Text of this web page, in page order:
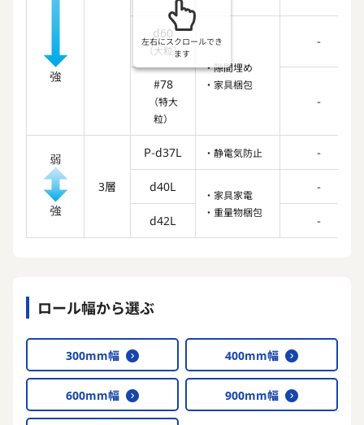
d60
（大粒）
・隙間埋め
・家具梱包
-
#78
（特大
粒）
-
3層
P-d37L ・静電気防止 -
d40L
・家具家電
・重量物梱包
-
d42L -
左右にスクロールでき
ます
ロール幅から選ぶ
300mm幅 400mm幅
600mm幅 900mm幅